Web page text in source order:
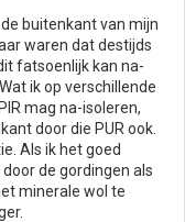
buitenkant van mijn
waren dat destijds
fatsoenlijk kan na-
ik op verschillende
mag na-isoleren,
door die PUR ook.
Als ik het goed
de gordingen als
minerale wol te